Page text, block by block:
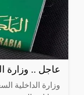
عاجل .. وزارة
وزارة الداخلية